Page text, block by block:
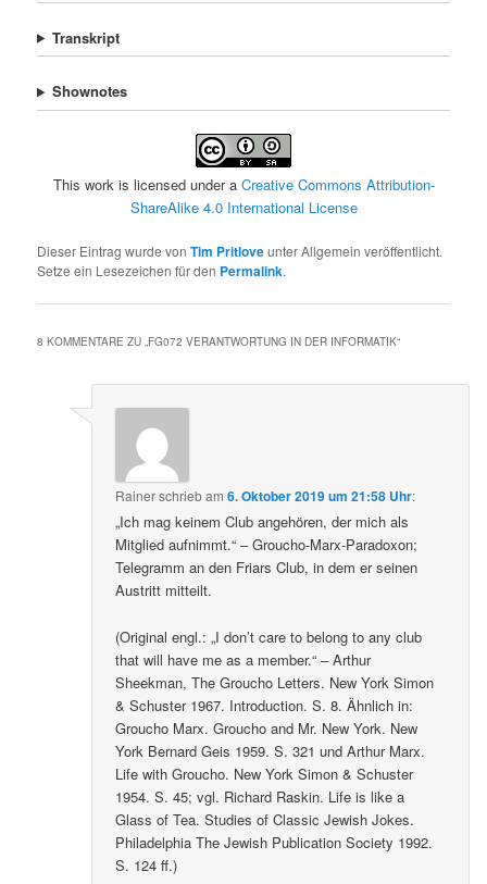
Transkript
Shownotes
This work is licensed under a Creative Commons Attribution-
ShareAlike 4.0 International License
Dieser Eintrag wurde vonTim Pritloveunter Allgemein veröffentlicht.
Setze ein Lesezeichen für den Permalink.
8 KOMMENTARE ZU „FG072 VERANTWORTUNG IN DER INFORMATIK“
Rainerschriebam6. Oktober 2019 um 21:58 Uhr:
„Ich mag keinem Club angehören, der mich als
Mitglied aufnimmt.“ – Groucho-Marx-Paradoxon;
Telegramm an den Friars Club, in dem er seinen
Austritt mitteilt.
(Original engl.: „I don’t care to belong to any club
that will have me as a member.“ – Arthur
Sheekman, The Groucho Letters. New York Simon
& Schuster 1967. Introduction. S. 8. Ähnlich in:
Groucho Marx. Groucho and Mr. New York. New
York Bernard Geis 1959. S. 321 und Arthur Marx.
Life with Groucho. New York Simon & Schuster
1954. S. 45; vgl. Richard Raskin. Life is like a
Glass of Tea. Studies of Classic Jewish Jokes.
Philadelphia The Jewish Publication Society 1992.
S. 124 ff.)